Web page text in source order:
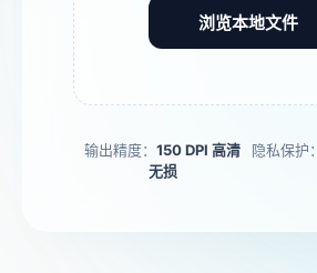
浏览本地文件
输出精度：150 DPI 高清
无损
隐私保护：